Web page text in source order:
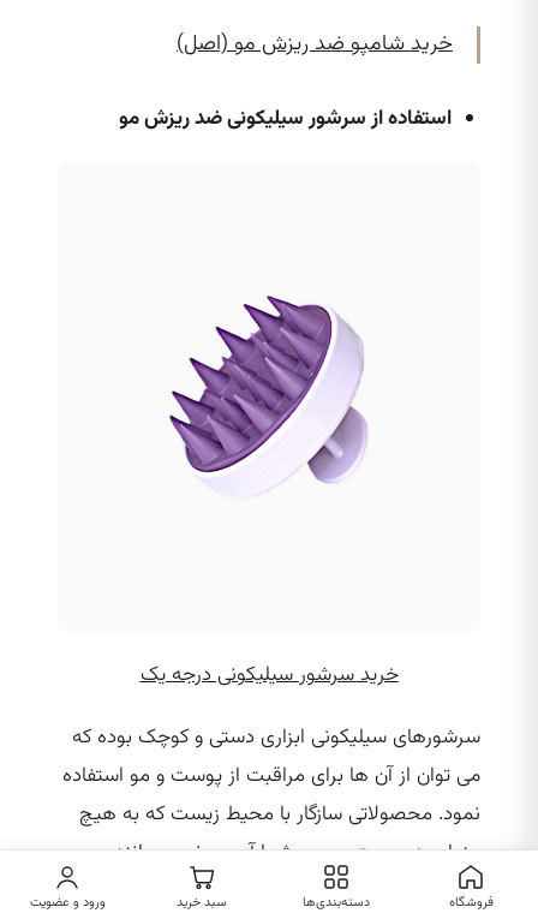
خرید شامپو ضد ریزش مو (اصل)
استفاده از سرشور سیلیکونی ضد ریزش مو
خرید سرشور سیلیکونی درجه یک
سرشورهای سیلیکونی ابزاری دستی و کوچک بوده که
می‌ توان از آن ها برای مراقبت از پوست و مو استفاده
نمود. محصولاتی سازگار با محیط زیست که به هیچ
عنوان به پوست و موی شما آسیب نمی‌ رسانند.
سرشورهای سیلیکونی فاقد مواد شیمیایی بوده که می‌
فروشگاه دسته‌بندی‌ها سبد خرید ورود و عضویت